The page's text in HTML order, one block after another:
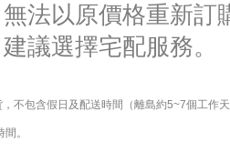
法以原價格重新訂
議選擇宅配服務。
不包含假日及配送時間（離島約5~7個工作
。